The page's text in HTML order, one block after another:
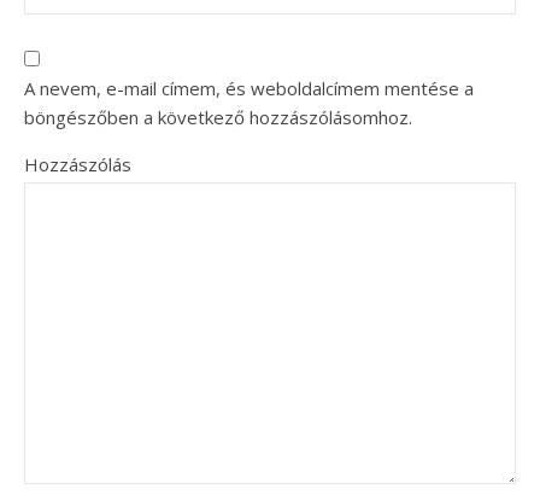
A nevem, e-mail címem, és weboldalcímem mentése a
böngészőben a következő hozzászólásomhoz.
Hozzászólás